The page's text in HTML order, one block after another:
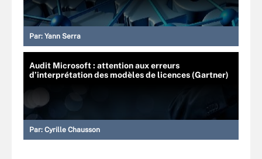
Par: Yann Serra
Audit Microsoft : attention aux erreurs
d’interprétation des modèles de licences (Gartner)
Par: Cyrille Chausson